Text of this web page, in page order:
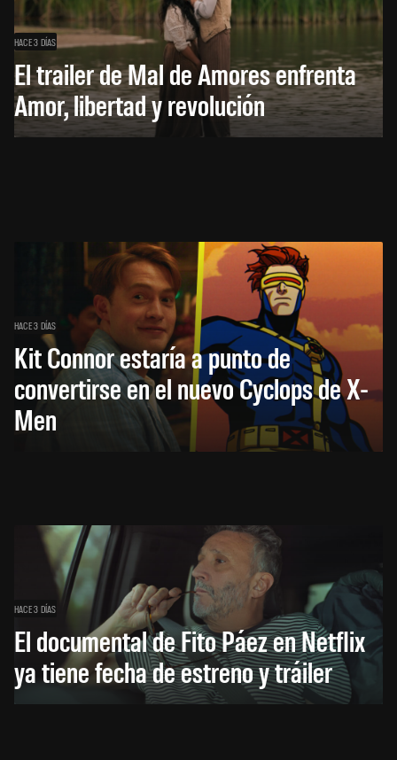
HACE 3 DÍAS
El trailer de Mal de Amores enfrenta
Amor, libertad y revolución
HACE 3 DÍAS
Kit Connor estaría a punto de
convertirse en el nuevo Cyclops de X-
Men
HACE 3 DÍAS
El documental de Fito Páez en Netflix
ya tiene fecha de estreno y tráiler